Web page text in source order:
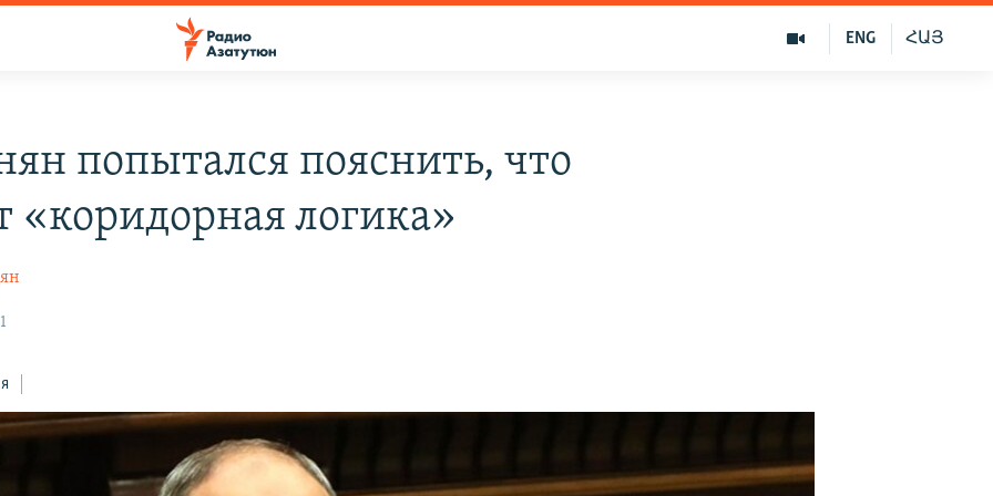
ՀԱՅ
ENG
попытался пояснить, что
«коридорная логика»